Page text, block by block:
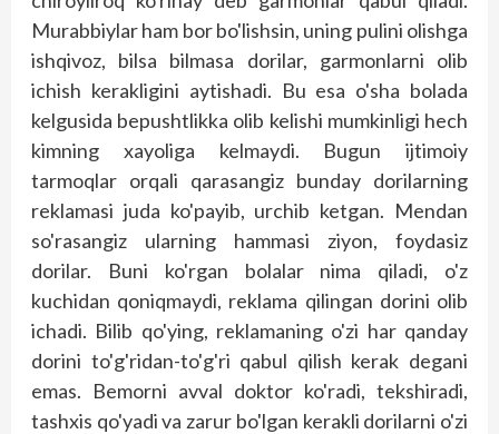
Murabbiylar ham bor bo'lishsin, uning pulini olishga
ishqivoz, bilsa bilmasa dorilar, garmonlarni olib
ichish kerakligini aytishadi. Bu esa o'sha bolada
kelgusida bepushtlikka olib kelishi mumkinligi hech
kimning xayoliga kelmaydi. Bugun ijtimoiy
tarmoqlar orqali qarasangiz bunday dorilarning
reklamasi juda ko'payib, urchib ketgan. Mendan
so'rasangiz ularning hammasi ziyon, foydasiz
dorilar. Buni ko'rgan bolalar nima qiladi, o'z
kuchidan qoniqmaydi, reklama qilingan dorini olib
ichadi. Bilib qo'ying, reklamaning o'zi har qanday
dorini to'g'ridan-to'g'ri qabul qilish kerak degani
emas. Bemorni avval doktor ko'radi, tekshiradi,
tashxis qo'yadi va zarur bo'lgan kerakli dorilarni o'zi